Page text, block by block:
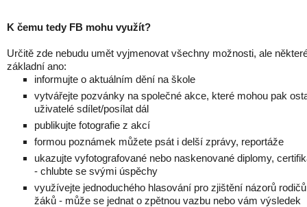
K čemu tedy FB mohu využít?
Určitě zde nebudu umět vyjmenovat všechny možnosti, ale
základní ano:
informujte o aktuálním dění na škole
vytvářejte pozvánky na společné akce, které mohou pak
uživatelé sdílet/posílat dál
publikujte fotografie z akcí
formou poznámek můžete psát i delší zprávy, reportáže
ukazujte vyfotografované nebo naskenované diplomy,
- chlubte se svými úspěchy
využívejte jednoduchého hlasování pro zjištění názorů
žáků - může se jednat o zpětnou vazbu nebo vám výsledek